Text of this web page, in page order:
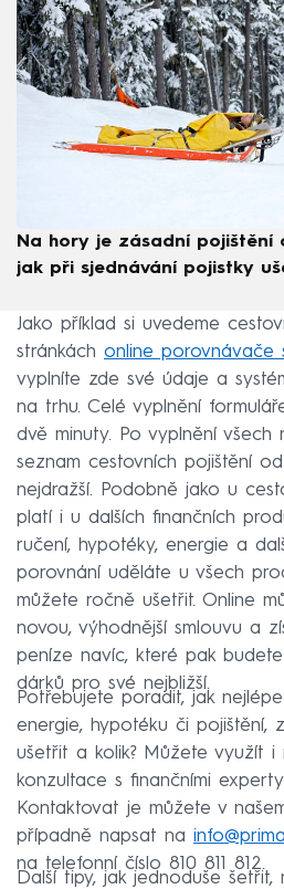
Na hory je zásadní pojištění
jak při sjednávání pojistky
Jako příklad si uvedeme
stránkách online porovnávače
vyplníte zde své údaje a
na trhu. Celé vyplnění
dvě minuty. Po vyplnění všech
seznam cestovních pojištění
nejdražší. Podobně jako u
platí i u dalších finančních
ručení, hypotéky, energie a
porovnání uděláte u všech
můžete ročně ušetřit. Online
novou, výhodnější smlouvu a
peníze navíc, které pak
dárků pro své nejbližší.
Potřebujete poradit, jak
energie, hypotéku či pojištění,
ušetřit a kolik? Můžete využít i
konzultace s finančními
Kontaktovat je můžete v
případně napsat na
na telefonní číslo 810 811 812.
Další tipy, jak jednoduše